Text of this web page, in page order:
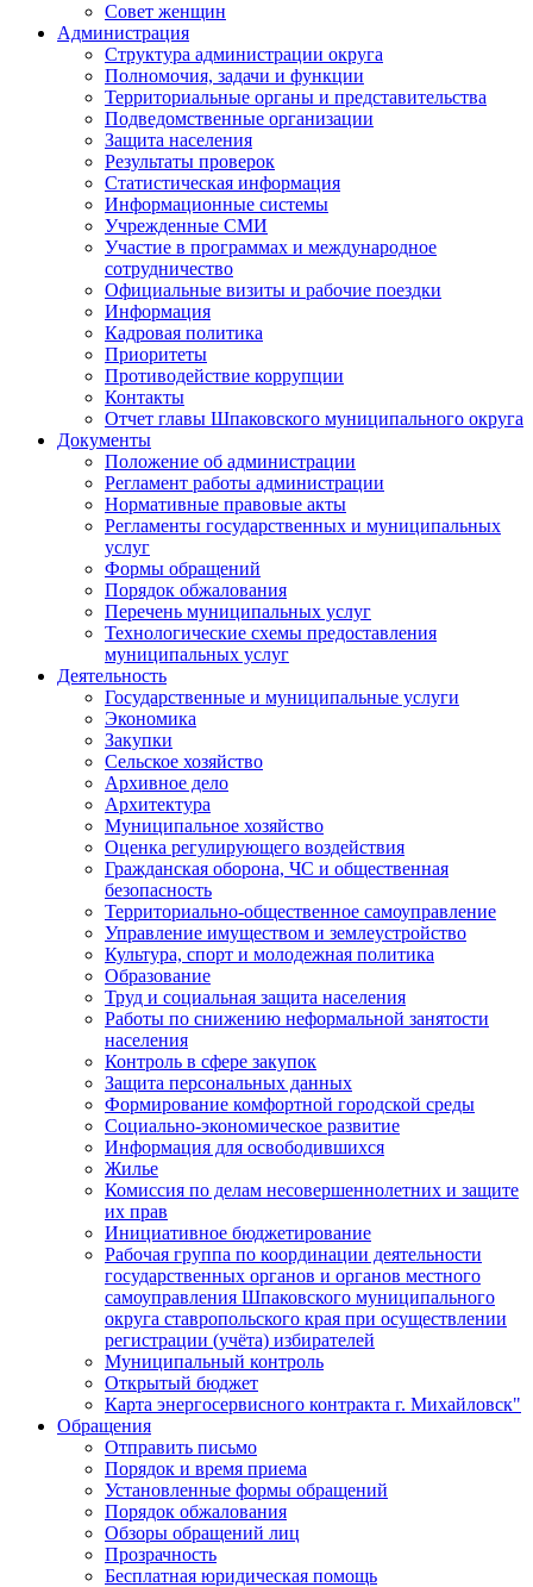
Совет женщин
Администрация
Структура администрации округа
Полномочия, задачи и функции
Территориальные органы и представительства
Подведомственные организации
Защита населения
Результаты проверок
Статистическая информация
Информационные системы
Учрежденные СМИ
Участие в программах и международное
сотрудничество
Официальные визиты и рабочие поездки
Информация
Кадровая политика
Приоритеты
Противодействие коррупции
Контакты
Отчет главы Шпаковского муниципального округа
Документы
Положение об администрации
Регламент работы администрации
Нормативные правовые акты
Регламенты государственных и муниципальных
услуг
Формы обращений
Порядок обжалования
Перечень муниципальных услуг
Технологические схемы предоставления
муниципальных услуг
Деятельность
Государственные и муниципальные услуги
Экономика
Закупки
Сельское хозяйство
Архивное дело
Архитектура
Муниципальное хозяйство
Оценка регулирующего воздействия
Гражданская оборона, ЧС и общественная
безопасность
Территориально-общественное самоуправление
Управление имуществом и землеустройство
Культура, спорт и молодежная политика
Образование
Труд и социальная защита населения
Работы по снижению неформальной занятости
населения
Контроль в сфере закупок
Защита персональных данных
Формирование комфортной городской среды
Социально-экономическое развитие
Информация для освободившихся
Жилье
Комиссия по делам несовершеннолетних и защите
их прав
Инициативное бюджетирование
Рабочая группа по координации деятельности
государственных органов и органов местного
самоуправления Шпаковского муниципального
округа ставропольского края при осуществлении
регистрации (учёта) избирателей
Муниципальный контроль
Открытый бюджет
Карта энергосервисного контракта г. Михайловск"
Обращения
Отправить письмо
Порядок и время приема
Установленные формы обращений
Порядок обжалования
Обзоры обращений лиц
Прозрачность
Бесплатная юридическая помощь